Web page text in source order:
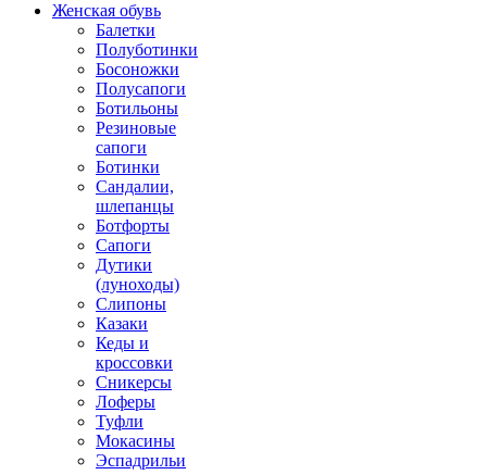
Женская обувь
Балетки
Полуботинки
Босоножки
Полусапоги
Ботильоны
Резиновые
сапоги
Ботинки
Сандалии,
шлепанцы
Ботфорты
Сапоги
Дутики
(луноходы)
Слипоны
Казаки
Кеды и
кроссовки
Сникерсы
Лоферы
Туфли
Мокасины
Эспадрильи